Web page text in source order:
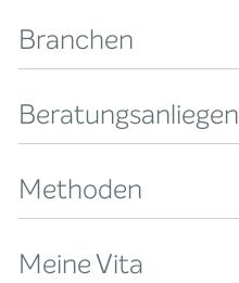
Branchen
Beratungsanliegen
Methoden
Meine Vita